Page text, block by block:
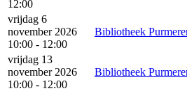
12:00
vrijdag 6
november 2026
10:00 - 12:00
Bibliotheek
vrijdag 13
november 2026
10:00 - 12:00
Bibliotheek